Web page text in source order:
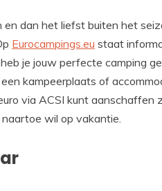
en dan het liefst buiten het
Eurocampings.eu staat
je jouw perfecte camping
kampeerplaats of
via ACSI kunt aanschaffen
wil op vakantie.